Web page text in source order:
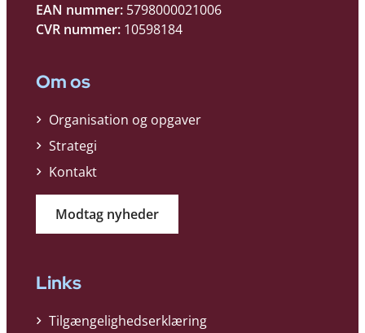
EAN nummer: 5798000021006
CVR nummer: 10598184
Om os
Organisation og opgaver
Strategi
Kontakt
Modtag nyheder
Links
Tilgængelighedserklæring